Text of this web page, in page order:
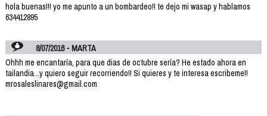
hola buenas!!! yo me apunto a un bombardeo!! te dejo mi wasap y hablamos
634412895
8/07/2016 - MARTA
Ohhh me encantaría, para que dias de octubre sería? He estado ahora en
tailandia...y quiero seguir recorriendo!! Si quieres y te interesa escribeme!!
mrosaleslinares@gmail.com